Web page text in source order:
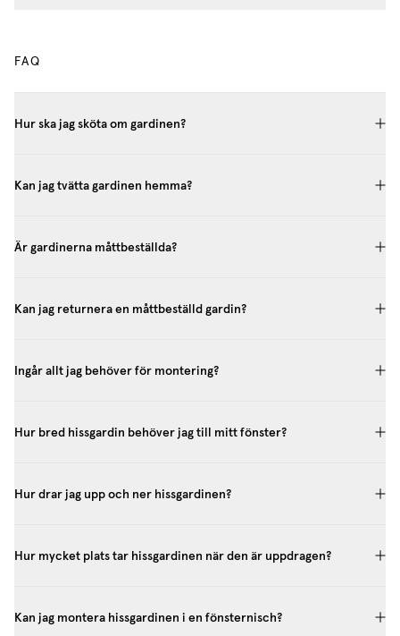
FAQ
Hur ska jag sköta om gardinen?
Kan jag tvätta gardinen hemma?
Är gardinerna måttbeställda?
Kan jag returnera en måttbeställd gardin?
Ingår allt jag behöver för montering?
Hur bred hissgardin behöver jag till mitt fönster?
Hur drar jag upp och ner hissgardinen?
Hur mycket plats tar hissgardinen när den är uppdragen?
Kan jag montera hissgardinen i en fönsternisch?